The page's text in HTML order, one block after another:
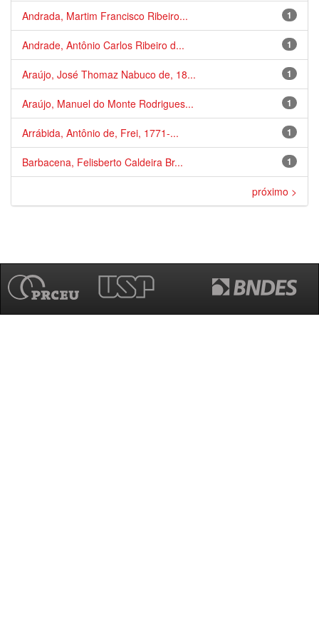
1
Andrada, Martim Francisco Ribeiro...
1
Andrade, Antônio Carlos Ribeiro d...
1
Araújo, José Thomaz Nabuco de, 18...
1
Araújo, Manuel do Monte Rodrigues...
1
Arrábida, Antônio de, Frei, 1771-...
1
Barbacena, Felisberto Caldeira Br...
próximo >